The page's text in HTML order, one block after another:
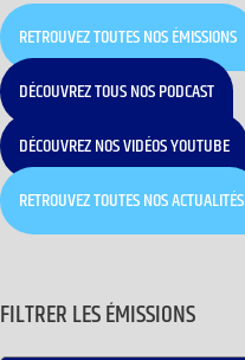
RETROUVEZ TOUTES NOS ÉMISSIONS
DÉCOUVREZ TOUS NOS PODCAST
DÉCOUVREZ NOS VIDÉOS YOUTUBE
RETROUVEZ TOUTES NOS ACTUALITÉS
FILTRER LES ÉMISSIONS